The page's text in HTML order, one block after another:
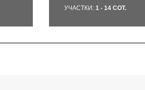
УЧАСТКИ: 1 - 14 СОТ.